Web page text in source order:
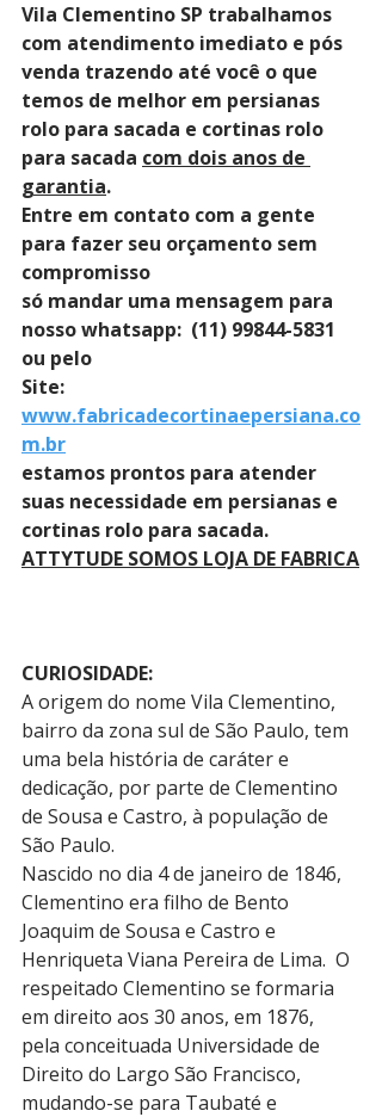
Vila Clementino SP trabalhamos
com atendimento imediato e pós
venda trazendo até você o que
temos de melhor em persianas
rolo para sacada e cortinas rolo
para sacada com dois anos de
garantia.
Entre em contato com a gente
para fazer seu orçamento sem
compromisso
só mandar uma mensagem para
nosso whatsapp:  (11) 99844-5831
ou pelo
Site:
www.fabricadecortinaepersiana.co
m.br
estamos prontos para atender
suas necessidade em persianas e
cortinas rolo para sacada.
ATTYTUDE SOMOS LOJA DE FABRICA
CURIOSIDADE:
A origem do nome Vila Clementino,
bairro da zona sul de São Paulo, tem
uma bela história de caráter e
dedicação, por parte de Clementino
de Sousa e Castro, à população de
São Paulo.
Nascido no dia 4 de janeiro de 1846,
Clementino era filho de Bento
Joaquim de Sousa e Castro e
Henriqueta Viana Pereira de Lima.  O
respeitado Clementino se formaria
em direito aos 30 anos, em 1876,
pela conceituada Universidade de
Direito do Largo São Francisco,
mudando-se para Taubaté e